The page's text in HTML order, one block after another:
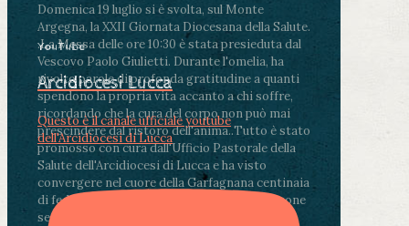
Domenica 19 luglio si è svolta, sul Monte
Argegna, la XXII Giornata Diocesana della Salute.
.La Messa delle ore 10:30 è stata presieduta dal
Vescovo Paolo Giulietti. Durante l'omelia, ha
rivolto parole di profonda gratitudine a quanti
spendono la propria vita accanto a chi soffre,
ricordando che la cura del corpo non può mai
prescindere dal ristoro dell'anima..Tutto è stato
promosso con cura dall'Ufficio Pastorale della
Salute dell'Arcidiocesi di Lucca e ha visto
convergere nel cuore della Garfagnana centinaia
di fedeli, operatori sanitari, volontari e persone
segnate dalla malattia.
YouTube
Arcidiocesi Lucca
Questo è il canale ufficiale youtube
dell'Arcidiocesi di Lucca